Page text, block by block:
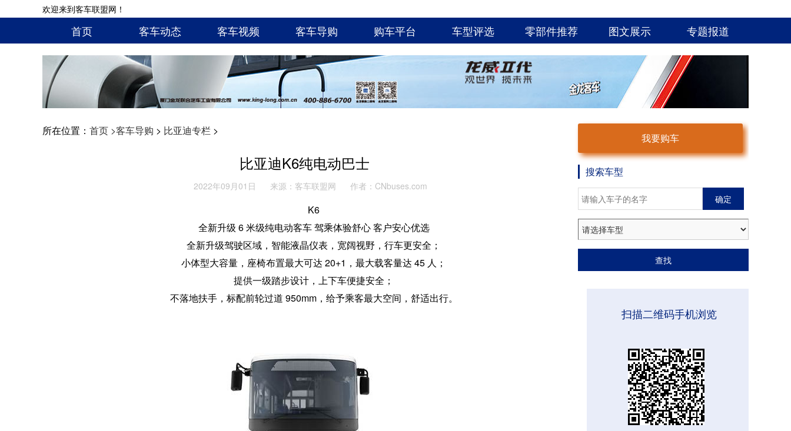
欢迎来到客车联盟网！
首页 客车动态 客车视频 客车导购 购车平台 车型评选 零部件推荐 图文展示 专题报道
所在位置： 首页 >客车导购 > 比亚迪专栏 >
比亚迪K6纯电动巴士
2022年09月01日 来源：客车联盟网 作者：CNbuses.com
K6
全新升级 6 米级纯电动客车 驾乘体验舒心 客户安心优选
全新升级驾驶区域，智能液晶仪表，宽阔视野，行车更安全；
小体型大容量，座椅布置最大可达 20+1，最大载客量达 45 人；
提供一级踏步设计，上下车便捷安全；
不落地扶手，标配前轮过道 950mm，给予乘客最大空间，舒适出行。
我要购车
搜索车型
确定
查找
扫描二维码手机浏览